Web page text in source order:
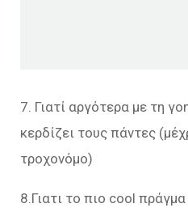
7. Γιατί αργότερα με τη
κερδίζει τους πάντες
τροχονόμο)
8.Γιατι το πιο cool